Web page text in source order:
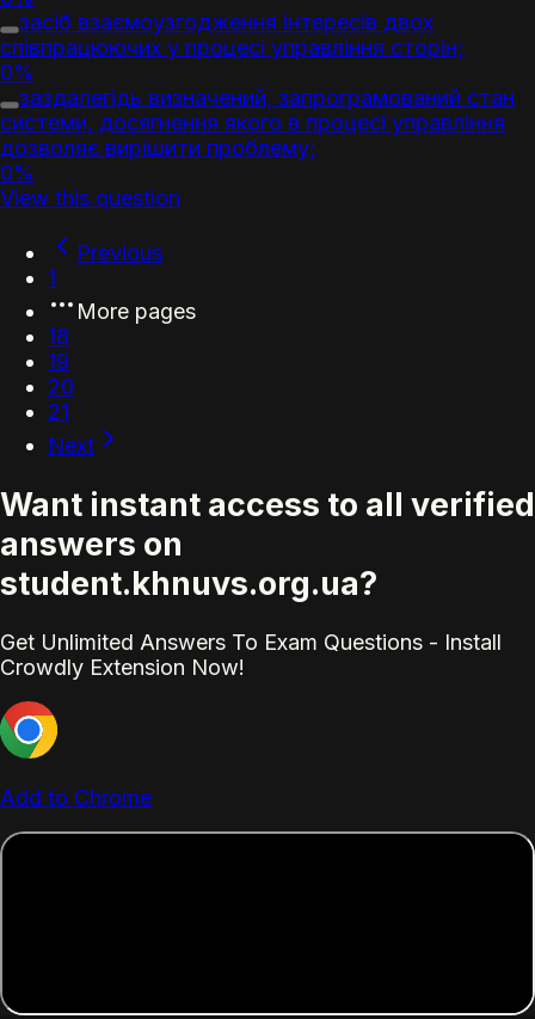
засіб взаємоузгодження інтересів двох
співпрацюючих у процесі управління сторін;
0%
заздалегідь визначений, запрограмований стан
системи, досягнення якого в процесі управління
дозволяє вирішити проблему;
0%
View this question
Previous
1
More pages
18
19
20
21
Next
Want instant access to all verified
answers on
student.khnuvs.org.ua?
Get Unlimited Answers To Exam Questions - Install
Crowdly Extension Now!
Add to Chrome